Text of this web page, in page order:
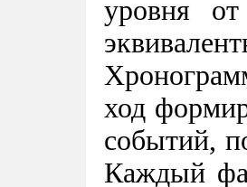
уровня
ход
событий,
Каждый